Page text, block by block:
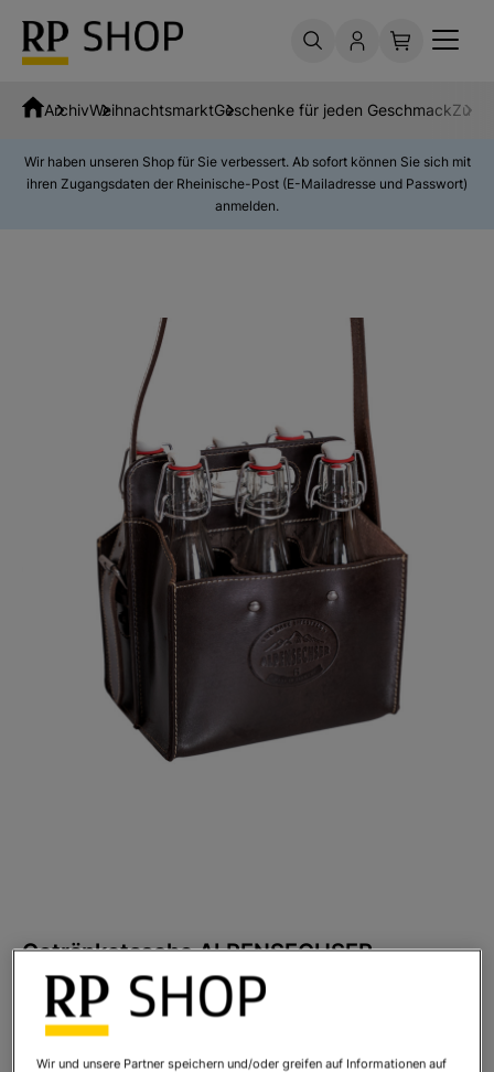
ArchivWeihnachtsmarktGeschenke für jeden Geschmack
Wir haben unseren Shop für Sie verbessert. Ab sofort können Sie sich mit
ihren Zugangsdaten der Rheinische-Post (E-Mailadresse und Passwort)
anmelden.
Getränketasche ALPENSECHSER
Art.Nr.: 7165
Sofort lieferbar
Wir und unsere Partner speichern und/oder greifen auf Informationen auf